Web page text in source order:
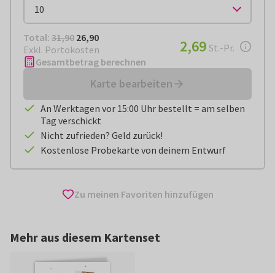
Total: € 26,90
Total: 31,90 26,90
Exkl. Portokosten
€ 2,69pro Stück
2,69 St.-Pr.
Gesamtbetrag berechnen
Karte bearbeiten
An Werktagen vor 15:00 Uhr bestellt = am selben
Tag verschickt
Nicht zufrieden? Geld zurück!
Kostenlose Probekarte von deinem Entwurf
Zu meinen Favoriten hinzufügen
Mehr aus diesem Kartenset